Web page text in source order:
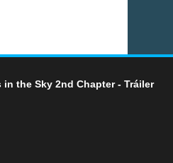
the Sky 2nd Chapter - Tráiler